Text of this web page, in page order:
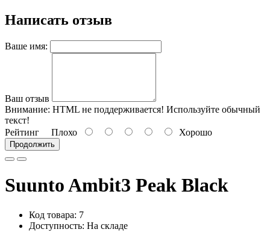
Написать отзыв
Ваше имя:
Ваш отзыв
Внимание: HTML не поддерживается! Используйте обычный
текст!
Рейтинг Плохо Хорошо
Продолжить
Suunto Ambit3 Peak Black
Код товара: 7
Доступность: На складе